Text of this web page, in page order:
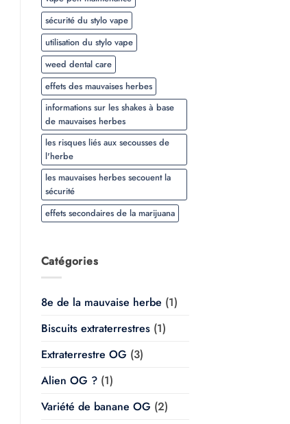
sécurité du stylo vape
utilisation du stylo vape
weed dental care
effets des mauvaises herbes
informations sur les shakes à base
de mauvaises herbes
les risques liés aux secousses de
l'herbe
les mauvaises herbes secouent la
sécurité
effets secondaires de la marijuana
Catégories
8e de la mauvaise herbe (1)
Biscuits extraterrestres(1)
Extraterrestre OG (3)
Alien OG ?(1)
Variété de banane OG (2)